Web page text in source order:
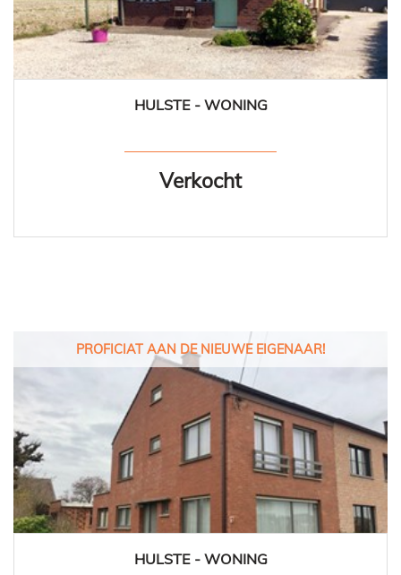
100 m² 1
HULSTE - WONING
Verkocht
PROFICIAT AAN DE NIEUWE EIGENAAR!
152 m² 3 1
HULSTE - WONING